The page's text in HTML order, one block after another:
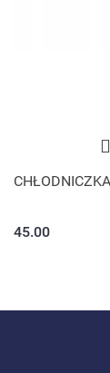
45.00